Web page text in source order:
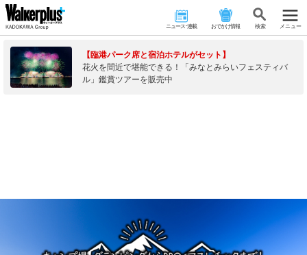
ニュース･連載 おでかけ情報 検 索 メニュー
【臨港パーク席と宿泊ホテルがセット】
花火を間近で堪能できる！「みなとみらいフェスティバ
ル」鑑賞ツアーを販売中